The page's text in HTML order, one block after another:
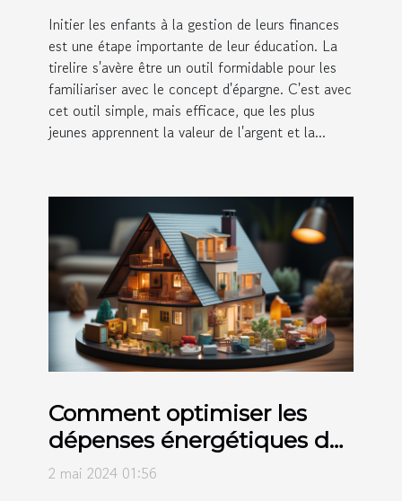
Initier les enfants à la gestion de leurs finances
est une étape importante de leur éducation. La
tirelire s'avère être un outil formidable pour les
familiariser avec le concept d'épargne. C'est avec
cet outil simple, mais efficace, que les plus
jeunes apprennent la valeur de l'argent et la...
Comment optimiser les
dépenses énergétiques de
votre maison pour
2 mai 2024 01:56